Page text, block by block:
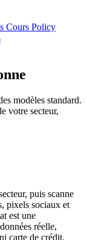
Cours Policy
modèles standard.
votre secteur,
puis scanne
pixels sociaux et
est une
réelle,
carte de crédit.